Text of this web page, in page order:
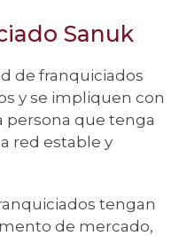
Sanuk
de franquiciados
y se impliquen con
persona que tenga
red estable y
tengan
de mercado,